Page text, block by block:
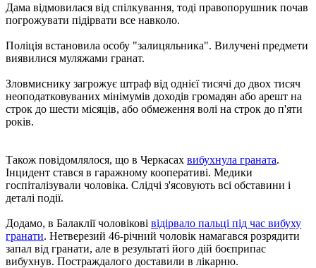
Дама відмовилася від спілкування, тоді правопорушник почав
погрожувати підірвати все навколо.
Поліція встановила особу "залицяльника". Вилучені предмети
виявилися муляжами гранат.
Зловмиснику загрожує штраф від однієї тисячі до двох тисяч
неоподатковуваних мінімумів доходів громадян або арешт на
строк до шести місяців, або обмеження волі на строк до п'яти
років.
Також повідомлялося, що в Черкасах вибухнула граната.
Інцидент стався в гаражному кооперативі. Медики
госпіталізували чоловіка. Слідчі з'ясовують всі обставини і
деталі події.
Додамо, в Балаклії чоловікові відірвало пальці під час вибуху
гранати. Нетверезий 46-річний чоловік намагався розрядити
запал від гранати, але в результаті його дій боєприпас
вибухнув. Постраждалого доставили в лікарню.